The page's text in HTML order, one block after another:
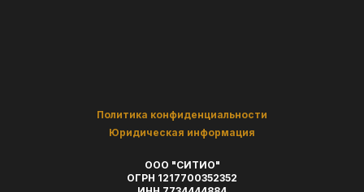
Политика конфиденциальности
Юридическая информация
ООО "СИТИО"
ОГРН 1217700352352